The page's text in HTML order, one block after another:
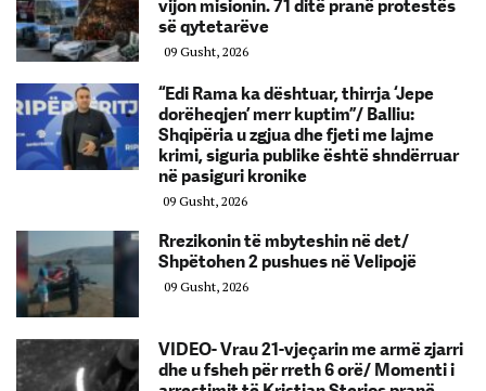
vijon misionin. 71 ditë pranë protestës
së qytetarëve
09 Gusht, 2026
“Edi Rama ka dështuar, thirrja ‘Jepe
dorëheqjen’ merr kuptim”/ Balliu:
Shqipëria u zgjua dhe fjeti me lajme
krimi, siguria publike është shndërruar
në pasiguri kronike
09 Gusht, 2026
Rrezikonin të mbyteshin në det/
Shpëtohen 2 pushues në Velipojë
09 Gusht, 2026
VIDEO- Vrau 21-vjeçarin me armë zjarri
dhe u fsheh për rreth 6 orë/ Momenti i